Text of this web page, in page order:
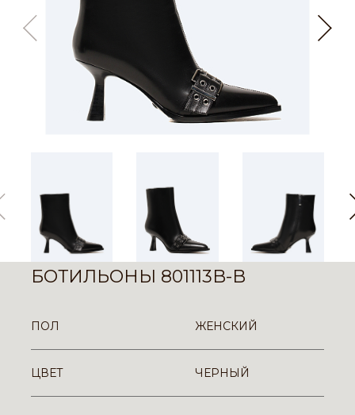
БОТИЛЬОНЫ 801113B-B
ПОЛ ЖЕНСКИЙ
ЦВЕТ ЧЕРНЫЙ